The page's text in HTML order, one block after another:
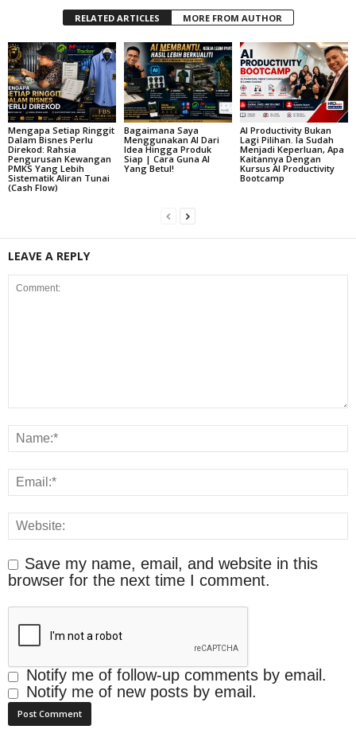
RELATED ARTICLES MORE FROM AUTHOR
Mengapa Setiap Ringgit
Dalam Bisnes Perlu
Direkod: Rahsia
Pengurusan Kewangan
PMKS Yang Lebih
Sistematik Aliran Tunai
(Cash Flow)
Bagaimana Saya
Menggunakan AI Dari
Idea Hingga Produk
Siap | Cara Guna AI
Yang Betul!
AI Productivity Bukan
Lagi Pilihan. Ia Sudah
Menjadi Keperluan, Apa
Kaitannya Dengan
Kursus AI Productivity
Bootcamp
LEAVE A REPLY
Save my name, email, and website in this
browser for the next time I comment.
Notify me of follow-up comments by email.
Notify me of new posts by email.